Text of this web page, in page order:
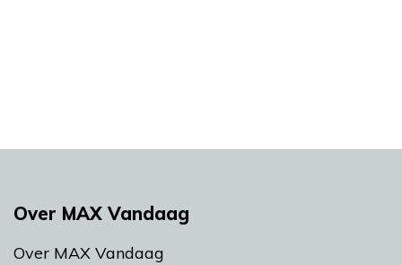
Over MAX Vandaag
Over MAX Vandaag